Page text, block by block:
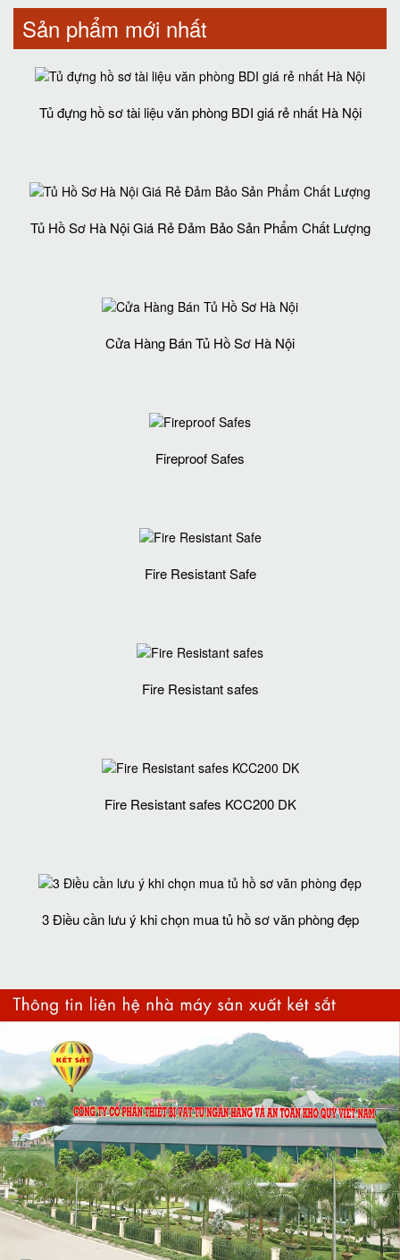
Sản phẩm mới nhất
Tủ đựng hồ sơ tài liệu văn phòng BDI giá rẻ nhất Hà Nội
Tủ Hồ Sơ Hà Nội Giá Rẻ Đảm Bảo Sản Phẩm Chất Lượng‎
Cửa Hàng Bán Tủ Hồ Sơ Hà Nội
Fireproof Safes
Fire Resistant Safe
Fire Resistant safes
Fire Resistant safes KCC200 DK
3 Điều cần lưu ý khi chọn mua tủ hồ sơ văn phòng đẹp